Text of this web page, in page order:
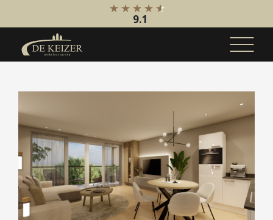
Koopaanbod
Bestaande bouw
Internationaal
Nieuwbouw
Bedrijfsaanbod
Huuraanbod
Bestaande bouw
9.1